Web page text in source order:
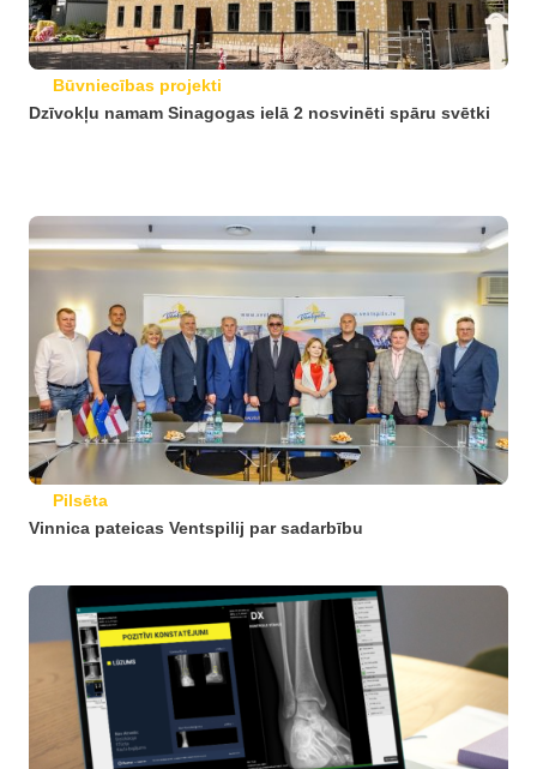
Būvniecības projekti
Dzīvokļu namam Sinagogas ielā 2 nosvinēti spāru svētki
Pilsēta
Vinnica pateicas Ventspilij par sadarbību